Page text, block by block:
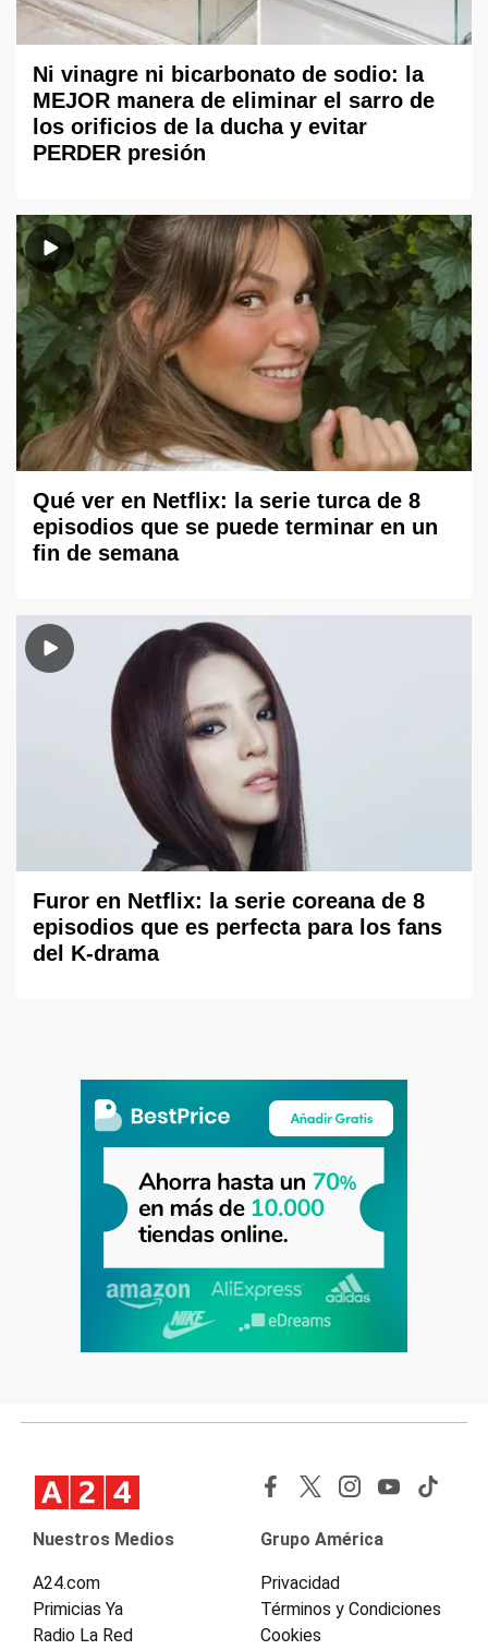
Ni vinagre ni bicarbonato de sodio: la
MEJOR manera de eliminar el sarro de
los orificios de la ducha y evitar
PERDER presión
Qué ver en Netflix: la serie turca de 8
episodios que se puede terminar en un
fin de semana
Furor en Netflix: la serie coreana de 8
episodios que es perfecta para los fans
del K-drama
Nuestros Medios
A24.com
Primicias Ya
Radio La Red
Grupo América
Privacidad
Términos y Condiciones
Cookies